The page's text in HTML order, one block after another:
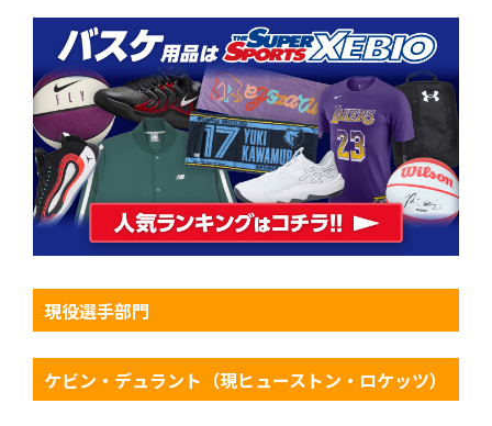
現役選手部門
ケビン・デュラント（現ヒューストン・ロケッツ）